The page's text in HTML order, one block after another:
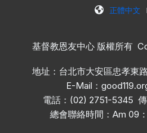
正體中文
基督教恩友中心 版權所有
地址：台北市大安區忠孝東
E-Mail：
電話：(02) 2751-5345
總會聯絡時間：Am 09